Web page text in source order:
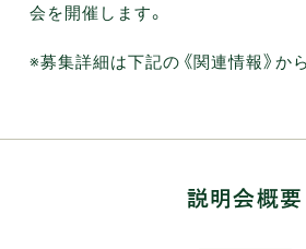
会を開催します。
※募集詳細は下記の《関連情報》か
説明会概要